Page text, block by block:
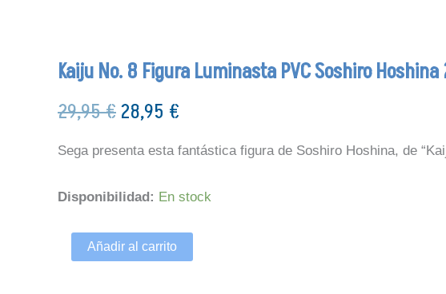
Kaiju No. 8 Figura Luminasta PVC Soshiro
29,95€28,95 €
Sega presenta esta fantástica figura de Soshiro Hoshina, de
Disponibilidad: En stock
20
cantidad
Añadir al carrito